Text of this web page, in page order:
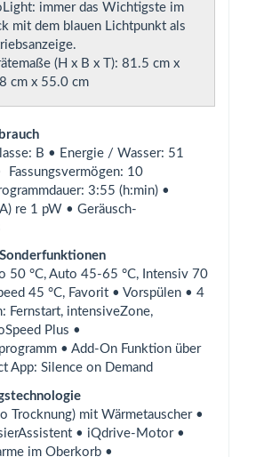
immer das Wichtigste im
mit dem blauen Lichtpunkt als
(H x B x T): 81.5 cm x
cm x 55.0 cm
B • Energie / Wasser: 51
10
3:55 (h:min) •
re 1 pW • Geräusch-
50 °C, Auto 45-65 °C, Intensiv 70
45 °C, Favorit • Vorspülen • 4
Fernstart, intensiveZone,
Plus •
• Add-On Funktion über
App: Silence on Demand
Trocknung) mit Wärmetauscher •
• iQdrive-Motor •
im Oberkorb •